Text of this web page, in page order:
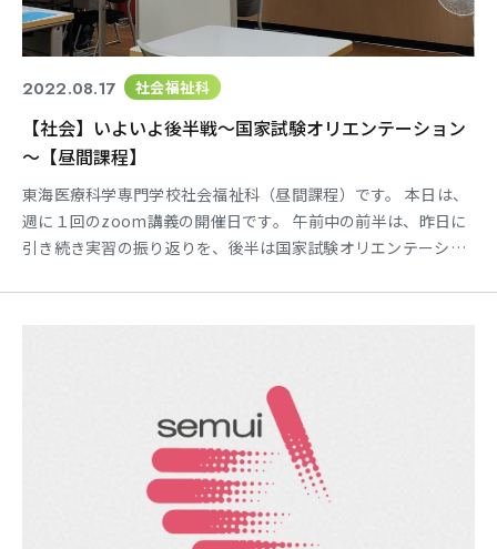
2022.08.17 社会福祉科
【社会】いよいよ後半戦～国家試験オリエンテーション
～【昼間課程】
東海医療科学専門学校社会福祉科（昼間課程）です。 本日は、
週に１回のzoom講義の開催日です。 午前中の前半は、昨日に
引き続き実習の振り返りを、後半は国家試験オリエンテーショ
会の準備に入っていきます。 さらに報告会が終わると、いよい